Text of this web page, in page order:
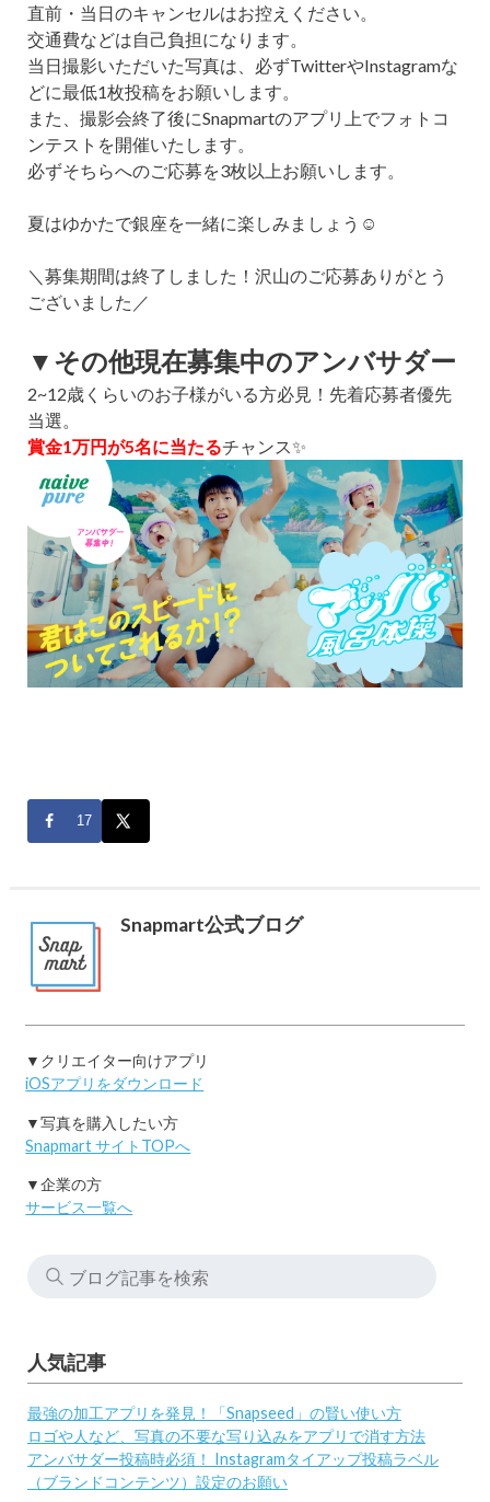
直前・当日のキャンセルはお控えください。
交通費などは自己負担になります。
当日撮影いただいた写真は、必ずTwitterやInstagramな
どに最低1枚投稿をお願いします。
また、撮影会終了後にSnapmartのアプリ上でフォトコ
ンテストを開催いたします。
必ずそちらへのご応募を3枚以上お願いします。
夏はゆかたで銀座を一緒に楽しみましょう☺
＼募集期間は終了しました！沢山のご応募ありがとう
ございました／
▼その他現在募集中のアンバサダー
2~12歳くらいのお子様がいる方必見！先着応募者優先
当選。
賞金1万円が5名に当たるチャンス✨
17
Snapmart公式ブログ
▼クリエイター向けアプリ
iOSアプリをダウンロード
▼写真を購入したい方
Snapmart サイトTOPへ
▼企業の方
サービス一覧へ
人気記事
最強の加工アプリを発見！「Snapseed」の賢い使い方
ロゴや人など、写真の不要な写り込みをアプリで消す方法
アンバサダー投稿時必須！ Instagramタイアップ投稿ラベル
（ブランドコンテンツ）設定のお願い